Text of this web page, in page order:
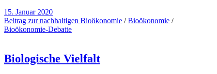
15. Januar 2020
Beitrag zur nachhaltigen Bioökonomie /Bioökonomie /
Bioökonomie-Debatte
Biologische Vielfalt